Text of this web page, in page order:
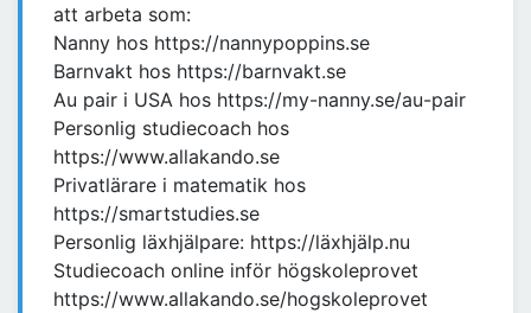
att arbeta som:
Nanny hos https://nannypoppins.se
Barnvakt hos https://barnvakt.se
Au pair i USA hos https://my-nanny.se/au-pair
Personlig studiecoach hos
https://www.allakando.se
Privatlärare i matematik hos
https://smartstudies.se
Personlig läxhjälpare: https://läxhjälp.nu
Studiecoach online inför högskoleprovet
https://www.allakando.se/hogskoleprovet